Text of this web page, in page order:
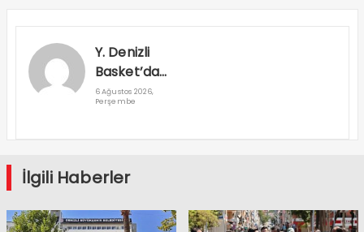
Y. Denizli
Basket’da
Egemen Ve
Mustafa
Kaldı
6 Ağustos 2026,
Perşembe
İlgili Haberler